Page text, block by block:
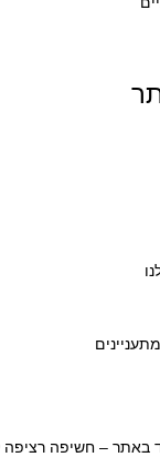
באתר – חשיפה רציפה